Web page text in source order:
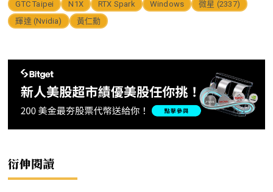
GTC Taipei N1X RTX Spark Windows
微星 (2337)
輝達 (Nvidia)
黃仁勳
衍伸閱讀